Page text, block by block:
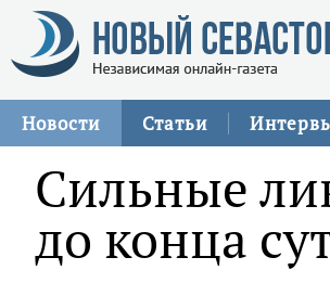
Новости Статьи
Сильные
до конца